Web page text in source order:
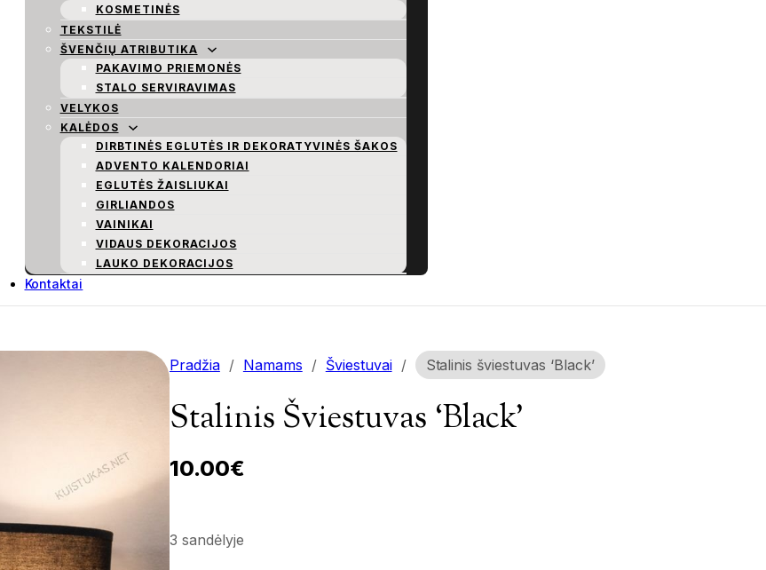
KOSMETINĖS
TEKSTILĖ
ŠVENČIŲ ATRIBUTIKA
PAKAVIMO PRIEMONĖS
STALO SERVIRAVIMAS
VELYKOS
KALĖDOS
DIRBTINĖS EGLUTĖS IR DEKORATYVINĖS ŠAKOS
ADVENTO KALENDORIAI
EGLUTĖS ŽAISLIUKAI
GIRLIANDOS
VAINIKAI
VIDAUS DEKORACIJOS
LAUKO DEKORACIJOS
Kontaktai
Pradžia / Namams / Šviestuvai / Stalinis šviestuvas ‘Black’
Stalinis Šviestuvas ‘Black’
10.00€
3 sandėlyje